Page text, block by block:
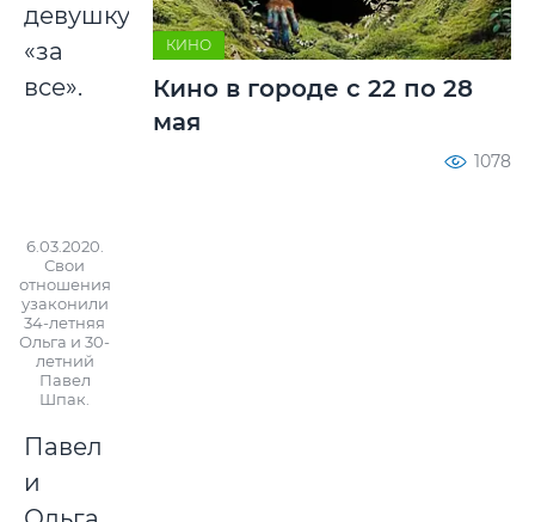
девушку
«за
все».
6.03.2020.
Свои
отношения
узаконили
34-летняя
Ольга и 30-
летний
Павел
Шпак.
Павел
и
КИНО
Кино в городе с 22 по 28
мая
1078